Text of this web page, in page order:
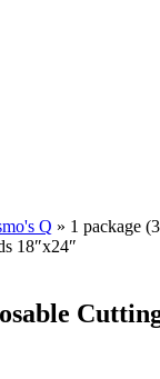
Q » 1 package
18″x24″